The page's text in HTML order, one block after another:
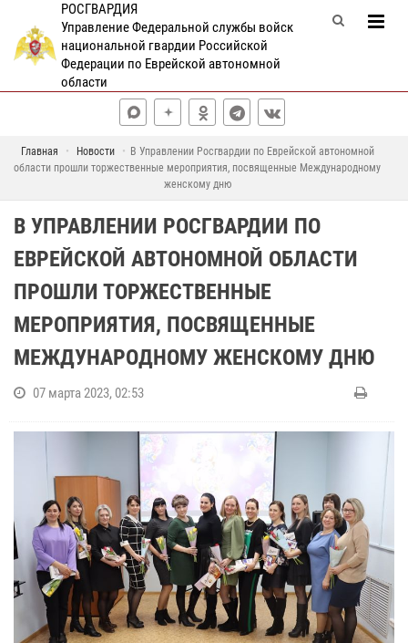
РОСГВАРДИЯ
Управление Федеральной службы войск
национальной гвардии Российской
Федерации по Еврейской автономной
области
Главная Новости
В Управлении Росгвардии по Еврейской автономной
области прошли торжественные мероприятия, посвященные Международному
женскому дню
В УПРАВЛЕНИИ РОСГВАРДИИ ПО
ЕВРЕЙСКОЙ АВТОНОМНОЙ ОБЛАСТИ
ПРОШЛИ ТОРЖЕСТВЕННЫЕ
МЕРОПРИЯТИЯ, ПОСВЯЩЕННЫЕ
МЕЖДУНАРОДНОМУ ЖЕНСКОМУ ДНЮ
07 марта 2023, 02:53